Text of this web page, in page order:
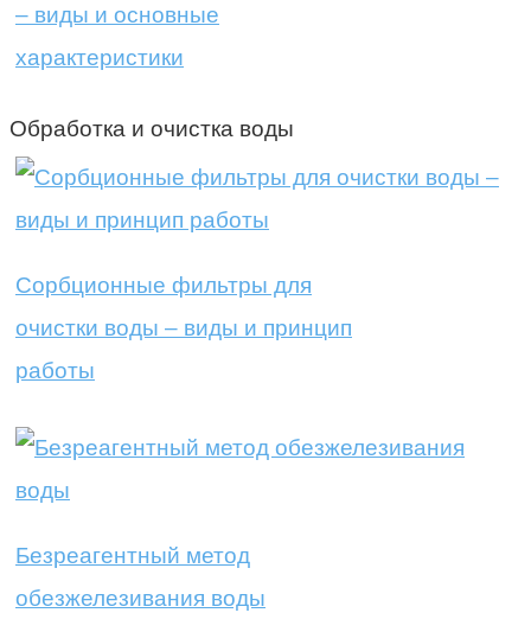
– виды и основные
характеристики
Обработка и очистка воды
Сорбционные фильтры для
очистки воды – виды и принцип
работы
Безреагентный метод
обезжелезивания воды